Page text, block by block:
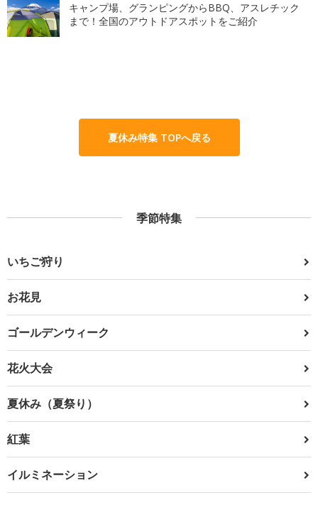
キャンプ場、グランピングからBBQ、アスレチック
まで！全国のアウトドアスポットをご紹介
夏休み特集 TOPへ戻る
季節特集
いちご狩り
お花見
ゴールデンウィーク
花火大会
夏休み（夏祭り）
紅葉
イルミネーション